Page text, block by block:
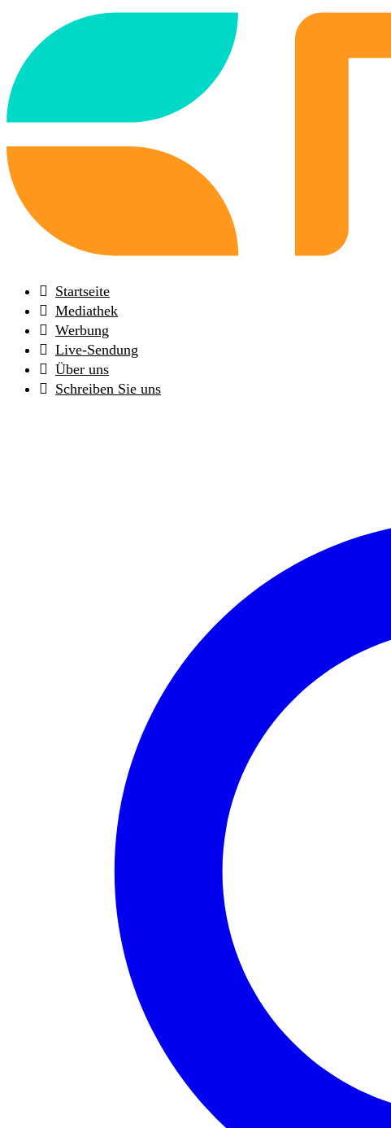
frontpage
Startseite
Mediathek
Werbung
Live-Sendung
Über uns
Schreiben Sie uns